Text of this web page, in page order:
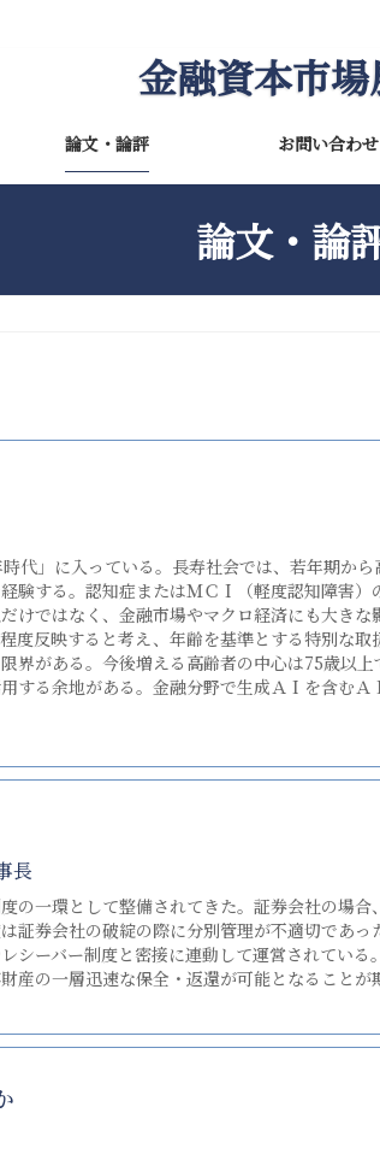
金融資本市
論文・論評 お問い合わせ
論文・論
代」に入っている。長寿社会では、若年期か
験する。認知症またはＭＣＩ（軽度認知障害
けではなく、金融市場やマクロ経済にも大き
度反映すると考え、年齢を基準とする特別な
界がある。今後増える高齢者の中心は75歳以
する余地がある。金融分野で生成ＡＩを含む
長
の一環として整備されてきた。証券会社の場
証券会社の破綻の際に分別管理が不適切であ
シーバー制度と密接に連動して運営されてい
産の一層迅速な保全・返還が可能となることが